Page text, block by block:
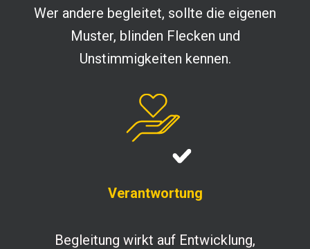
Wer andere begleitet, sollte die eigenen
Muster, blinden Flecken und
Unstimmigkeiten kennen.
Verantwortung
Begleitung wirkt auf Entwicklung,